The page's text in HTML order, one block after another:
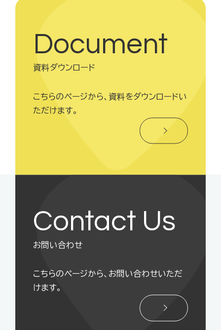
Document
資料ダウンロード
こちらのページから、資料をダウンロードい
ただけます。
Contact Us
お問い合わせ
こちらのページから、お問い合わせいただ
けます。